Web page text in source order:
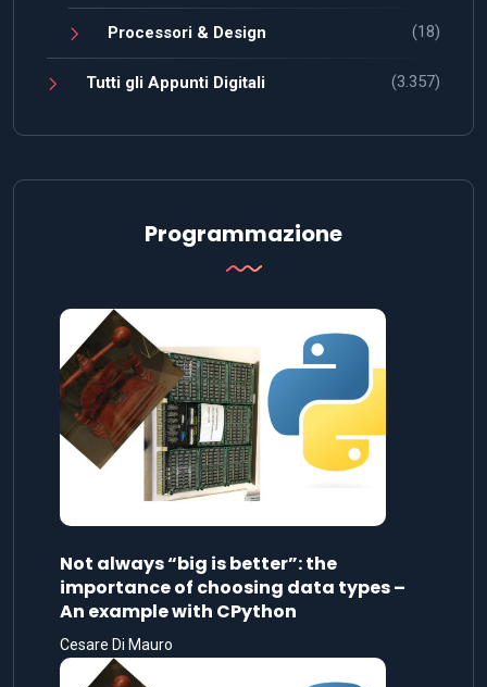
Processori & Design (18)
Tutti gli Appunti Digitali (3.357)
Programmazione
Not always “big is better”: the
importance of choosing data types –
An example with CPython
Cesare Di Mauro